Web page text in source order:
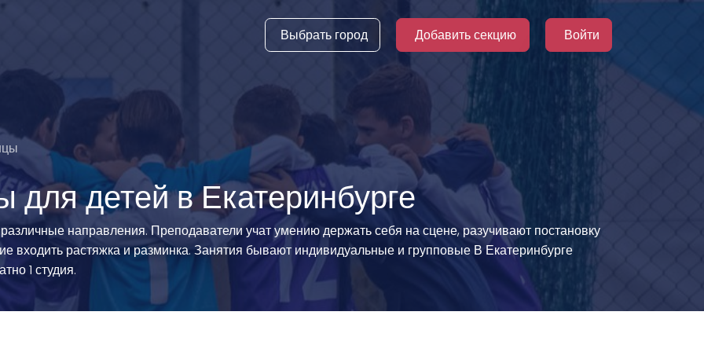
виды
спорт
спорта
и
Выбрать город Добавить секцию Войти
детей в Екатеринбурге
направления. Преподаватели учат умению держать себя на сцене, разучивают постановку
входить растяжка и разминка. Занятия бывают индивидуальные и групповые В Екатеринбурге
1 студия.